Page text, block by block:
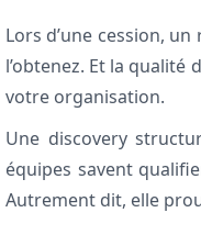
Lors d’une cession,
l’obtenez. Et la
votre organisation.
Une discovery
équipes savent
Autrement dit, elle